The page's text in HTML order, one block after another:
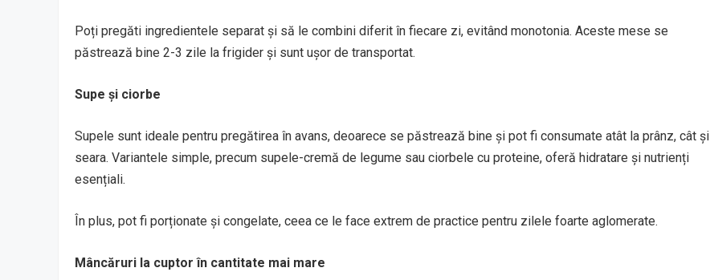
Poți pregăti ingredientele separat și să le combini diferit în fiecare zi, evitând monotonia. Aceste mese se
păstrează bine 2-3 zile la frigider și sunt ușor de transportat.
Supe și ciorbe
Supele sunt ideale pentru pregătirea în avans, deoarece se păstrează bine și pot fi consumate atât la prânz, cât și
seara. Variantele simple, precum supele-cremă de legume sau ciorbele cu proteine, oferă hidratare și nutrienți
esențiali.
În plus, pot fi porționate și congelate, ceea ce le face extrem de practice pentru zilele foarte aglomerate.
Mâncăruri la cuptor în cantitate mai mare